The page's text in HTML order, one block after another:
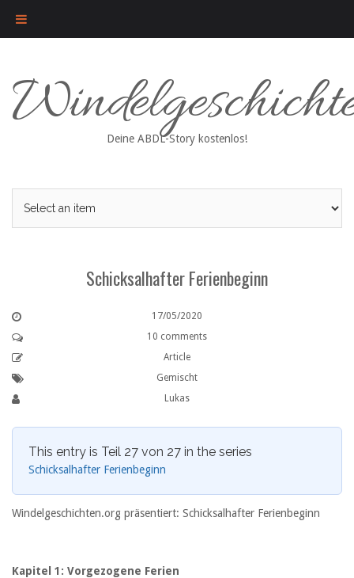
content
Deine ABDL-Story kostenlos!
Schicksalhafter Ferienbeginn
17/05/2020
10 comments
Article
Gemischt
Lukas
This entry is Teil 27 von 27 in the series
Schicksalhafter Ferienbeginn
Windelgeschichten.org präsentiert: Schicksalhafter Ferienbeginn
Kapitel 1: Vorgezogene Ferien